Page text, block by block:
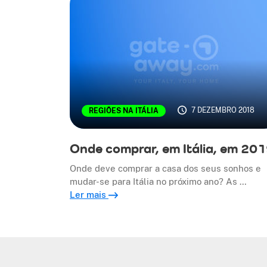
REGIÕES NA ITÁLIA 7 DEZEMBRO 2018
Onde comprar, em Itália, em
Onde deve comprar a casa dos seus sonhos e
mudar-se para Itália no próximo ano? As …
Ler mais